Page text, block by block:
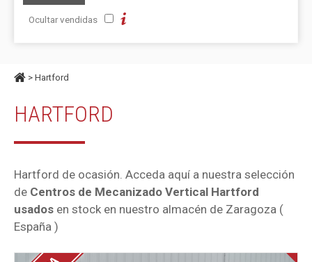
Ocultar vendidas
> Hartford
HARTFORD
Hartford de ocasión. Acceda aquí a nuestra selección
de Centros de Mecanizado Vertical Hartford
usados en stock en nuestro almacén de Zaragoza (
España )